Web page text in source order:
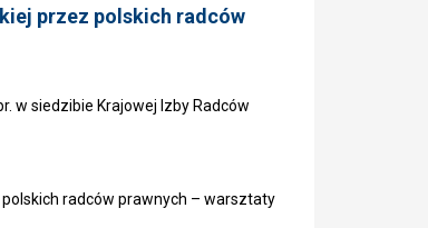
przez polskich radców
w siedzibie Krajowej Izby Radców
radców prawnych – warsztaty